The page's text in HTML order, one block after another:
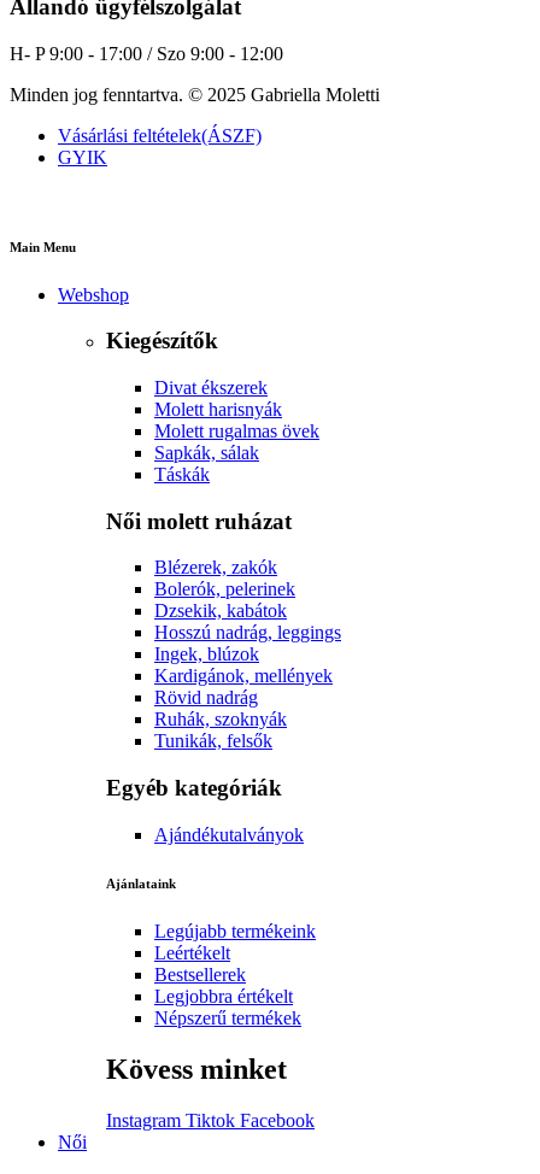
Állandó ügyfélszolgálat
H- P 9:00 - 17:00 / Szo 9:00 - 12:00
Minden jog fenntartva. © 2025 Gabriella Moletti
Vásárlási feltételek(ÁSZF)
GYIK
Main Menu
Webshop
Kiegészítők
Divat ékszerek
Molett harisnyák
Molett rugalmas övek
Sapkák, sálak
Táskák
Női molett ruházat
Blézerek, zakók
Bolerók, pelerinek
Dzsekik, kabátok
Hosszú nadrág, leggings
Ingek, blúzok
Kardigánok, mellények
Rövid nadrág
Ruhák, szoknyák
Tunikák, felsők
Egyéb kategóriák
Ajándékutalványok
Ajánlataink
Legújabb termékeink
Leértékelt
Bestsellerek
Legjobbra értékelt
Népszerű termékek
Kövess minket
Instagram Tiktok Facebook
Női